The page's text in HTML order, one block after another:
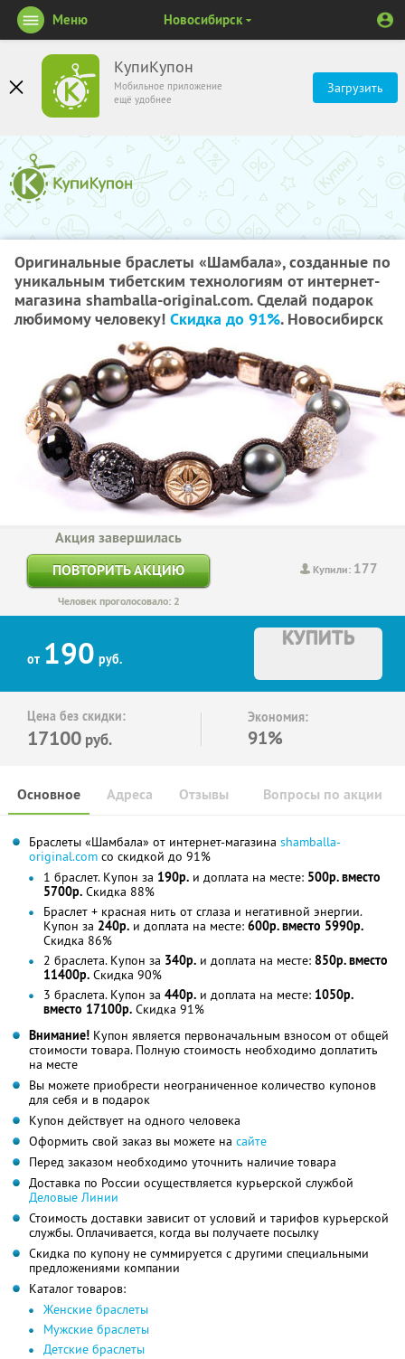
КупиКупон
Мобильное приложение
ещё удобнее
Загрузить
Меню Новосибирск
Оригинальные браслеты «Шамбала», созданные по
уникальным тибетским технологиям от интернет-
магазина shamballa-original.com. Сделай подарок
любимому человеку! Скидка до 91%. Новосибирск
Купили: 177
Акция завершилась
ПОВТОРИТЬ АКЦИЮ
Человек проголосовало: 2
от 190 руб.
КУПИТЬ
Цена без скидки:
17100 руб.
Экономия:
91%
Основное Отзывы Вопросы по акции
Адреса
Браслеты «Шамбала» от интернет-магазина shamballa-
original.com со скидкой до 91%
1 браслет. Купон за 190р. и доплата на месте: 500р. вместо
5700р. Скидка 88%
Браслет + красная нить от сглаза и негативной энергии.
Купон за 240р. и доплата на месте: 600р. вместо 5990р.
Скидка 86%
2 браслета. Купон за 340р. и доплата на месте: 850р. вместо
11400р. Скидка 90%
3 браслета. Купон за 440р. и доплата на месте: 1050р.
вместо 17100р. Скидка 91%
Внимание! Купон является первоначальным взносом от общей
стоимости товара. Полную стоимость необходимо доплатить
на месте
Вы можете приобрести неограниченное количество купонов
для себя и в подарок
Купон действует на одного человека
Оформить свой заказ вы можете на сайте
Перед заказом необходимо уточнить наличие товара
Доставка по России осуществляется курьерской службой
Деловые Линии
Стоимость доставки зависит от условий и тарифов курьерской
службы. Оплачивается, когда вы получаете посылку
Скидка по купону не суммируется с другими специальными
предложениями компании
Каталог товаров:
Женские браслеты
Мужские браслеты
Детские браслеты